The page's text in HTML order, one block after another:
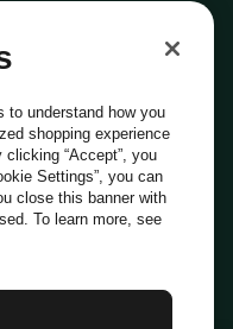
Cookie
Etico
DPO: dpo@everli.com
to understand how you
shopping experience
“Accept”, you
Settings”, you can
close this banner with
To learn more, see